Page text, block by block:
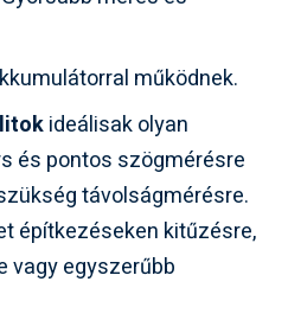
működnek.
ideálisak olyan
és pontos szögmérésre
távolságmérésre.
építkezéseken kitűzésre,
vagy egyszerűbb